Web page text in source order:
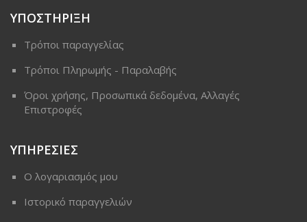
ΥΠΟΣΤΗΡΙΞΗ
Τρόποι παραγγελίας
Τρόποι Πληρωμής - Παραλαβής
Όροι χρήσης, Προσωπικά δεδομένα, Αλλαγές
Επιστροφές
ΥΠΗΡΕΣΙΕΣ
Ο λογαριασμός μου
Ιστορικό παραγγελιών